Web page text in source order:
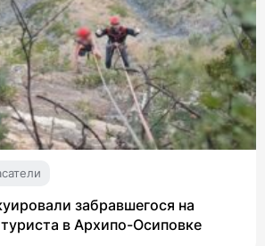
забравшегося на
в Архипо-Осиповке